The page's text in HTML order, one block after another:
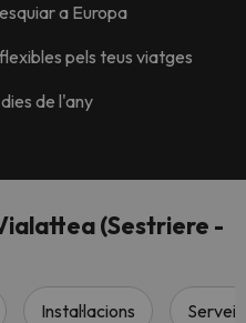
a Europa
pels teus viatges
de l'any
(Sestriere -
Instal·lacions Serveis